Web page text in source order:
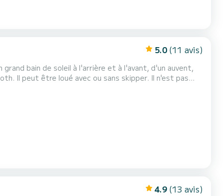
5.0 (11 avis)
bain de soleil à l'arrière et à l'avant, d'un auvent,
Il peut être loué avec ou sans skipper. Il n'est pas
4.9 (13 avis)